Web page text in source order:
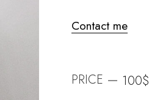
Contact me
PRICE
100$